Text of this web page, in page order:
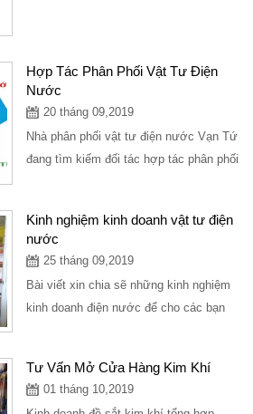
Hợp Tác Phân Phối Vật Tư Điện
Nước
20 tháng 09,2019
Nhà phân phối vật tư điện nước Vạn Tứ
đang tìm kiếm đối tác hợp tác phân phối
Kinh nghiệm kinh doanh vật tư điện
nước
25 tháng 09,2019
Bài viết xin chia sẽ những kinh nghiệm
kinh doanh điện nước để cho các bạn
Tư Vấn Mở Cửa Hàng Kim Khí
01 tháng 10,2019